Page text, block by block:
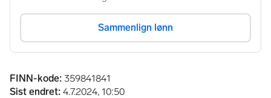
Annonseinformasjon
FINN-kode: 359841841
Sist endret: 4.7.2024, 10:50